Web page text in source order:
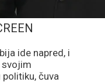
ide napred, i
svojim
čuva